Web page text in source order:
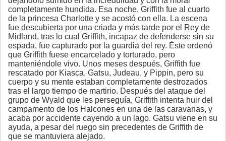
completamente hundida. Esa noche, Griffith fue al cuarto
de la princesa Charlotte y se acostó con ella. La escena
fue descubierta por una criada y más tarde por el Rey de
Midland, tras lo cual Griffith, incapaz de defenderse sin su
espada, fue capturado por la guardia del rey. Éste ordenó
que Griffith fuese encarcelado y torturado, pero
manteniéndole vivo. Unos meses después, Griffith fue
rescatado por Kiasca, Gatsu, Judeau, y Pippin, pero su
cuerpo y su mente estaban completamente destrozados
tras el largo tiempo de martirio. Después del ataque del
grupo de Wyald que les perseguía, Griffith intenta huir del
campamento de los Halcones en una de las caravanas, y
acaba por accidente cayendo a un lago. Gatsu viene en su
ayuda, a pesar del ruego sin precedentes de Griffith de
que se mantuviera alejado.